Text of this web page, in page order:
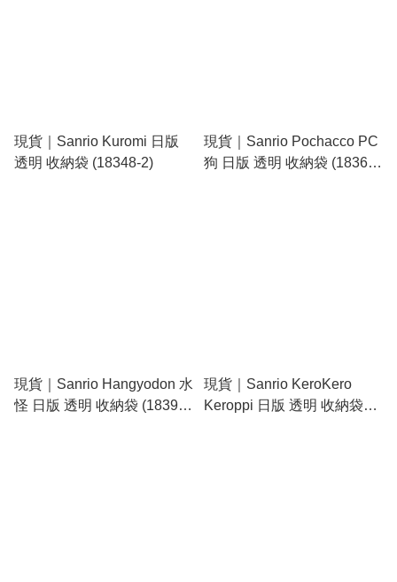
現貨｜Sanrio Kuromi 日版
透明 收納袋 (18348-2)
現貨｜Sanrio Pochacco PC
狗 日版 透明 收納袋 (18365-
現貨｜Sanrio Hangyodon 水
怪 日版 透明 收納袋 (18397-
現貨｜Sanrio KeroKero
Keroppi 日版 透明 收納袋